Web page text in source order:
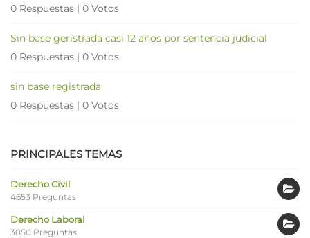
0 Respuestas | 0 Votos
Sin base geristrada casi 12 años por sentencia judicial
0 Respuestas | 0 Votos
sin base registrada
0 Respuestas | 0 Votos
PRINCIPALES TEMAS
Derecho Civil
4653 Preguntas
Derecho Laboral
3050 Preguntas